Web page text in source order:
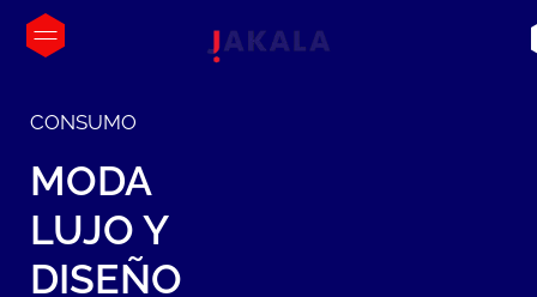
CONSUMO
MODA
LUJO Y
DISEÑO